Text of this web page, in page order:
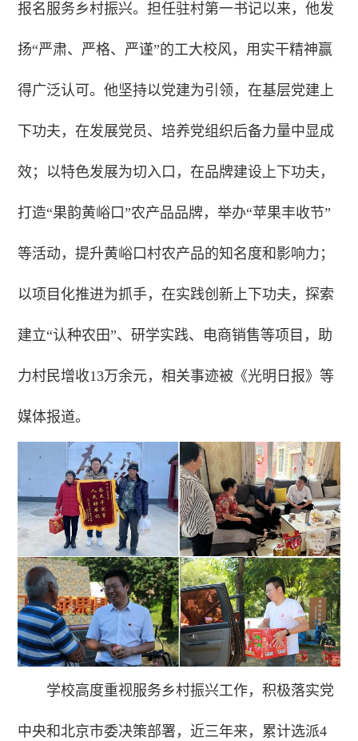
报名服务乡村振兴。担任驻村第一书记以来，他发
扬“严肃、严格、严谨”的工大校风，用实干精神赢
得广泛认可。他坚持以党建为引领，在基层党建上
下功夫，在发展党员、培养党组织后备力量中显成
效；以特色发展为切入口，在品牌建设上下功夫，
打造“果韵黄峪口”农产品品牌，举办“苹果丰收节”
等活动，提升黄峪口村农产品的知名度和影响力；
以项目化推进为抓手，在实践创新上下功夫，探索
建立“认种农田”、研学实践、电商销售等项目，助
力村民增收13万余元，相关事迹被《光明日报》等
媒体报道。
学校高度重视服务乡村振兴工作，积极落实党
中央和北京市委决策部署，近三年来，累计选派4